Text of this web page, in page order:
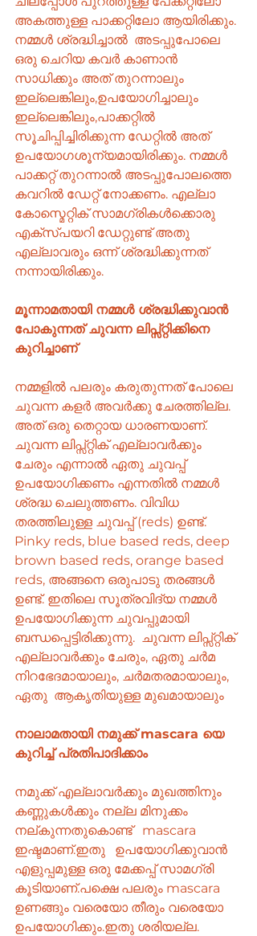
അകത്തുള്ള പാക്കറ്റിലോ ആയിരിക്കും.
നമ്മൾ ശ്രദ്ധിച്ചാൽ  അടപ്പുപോലെ
ഒരു ചെറിയ കവർ കാണാൻ
സാധിക്കും അത് തുറന്നാലും
ഇല്ലെങ്കിലും,ഉപയോഗിച്ചാലും
ഇല്ലെങ്കിലും,പാക്കറ്റിൽ
സൂചിപ്പിച്ചിരിക്കുന്ന ഡേറ്റിൽ അത്
ഉപയോഗശൂന്യമായിരിക്കും. നമ്മൾ
പാക്കറ്റ് തുറന്നാൽ അടപ്പുപോലത്തെ
കവറിൽ ഡേറ്റ് നോക്കണം. എല്ലാ
കോസ്മെറ്റിക് സാമഗ്രികൾക്കൊരു
എക്സ്പയറി ഡേറ്റുണ്ട് അതു
എല്ലാവരും ഒന്ന് ശ്രദ്ധിക്കുന്നത്
നന്നായിരിക്കും.
മൂന്നാമതായി നമ്മൾ ശ്രദ്ധിക്കുവാൻ
പോകുന്നത് ചുവന്ന ലിപ്സ്റ്റിക്കിനെ
കുറിച്ചാണ്
നമ്മളിൽ പലരും കരുതുന്നത്‌ പോലെ
ചുവന്ന കളർ അവർക്കു ചേരത്തില്ല.
അത് ഒരു തെറ്റായ ധാരണയാണ്.
ചുവന്ന ലിപ്സ്റ്റിക് എല്ലാവർക്കും
ചേരും എന്നാൽ ഏതു ചുവപ്പ്
ഉപയോഗിക്കണം എന്നതിൽ നമ്മൾ
ശ്രദ്ധ ചെലുത്തണം. വിവിധ
തരത്തിലുള്ള ചുവപ്പ് (reds) ഉണ്ട്.
Pinky reds, blue based reds, deep
brown based reds, orange based
reds, അങ്ങനെ ഒരുപാടു തരങ്ങൾ
ഉണ്ട്. ഇതിലെ സൂത്രവിദ്യ നമ്മൾ
ഉപയോഗിക്കുന്ന ചുവപ്പുമായി
ബന്ധപ്പെട്ടിരിക്കുന്നു.  ചുവന്ന ലിപ്സ്റ്റിക്
എല്ലാവർക്കും ചേരും, ഏതു ചർമ
നിറഭേദമായാലും, ചർമതരമായാലും,
ഏതു  ആകൃതിയുള്ള മുഖമായാലും
നാലാമതായി നമുക്ക് mascara യെ
കുറിച്ച് പ്രതിപാദിക്കാം
നമുക്ക് എല്ലാവർക്കും മുഖത്തിനും
കണ്ണുകൾക്കും നല്ല മിനുക്കം
നല്കുന്നതുകൊണ്ട്   mascara
ഇഷ്ടമാണ്.ഇതു   ഉപയോഗിക്കുവാൻ
എളുപ്പമുള്ള ഒരു മേക്കപ്പ് സാമഗ്രി
കൂടിയാണ്.പക്ഷെ പലരും mascara
ഉണങ്ങും വരെയോ തീരും വരെയോ
ഉപയോഗിക്കും.ഇതു ശരിയല്ല.